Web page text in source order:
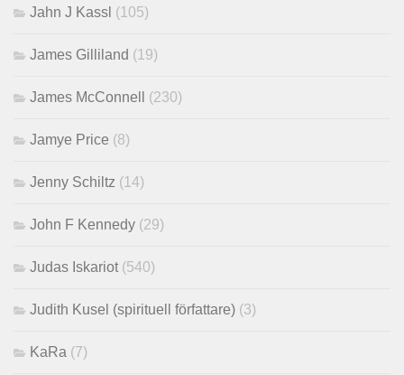
Jahn J Kassl (105)
James Gilliland (19)
James McConnell (230)
Jamye Price (8)
Jenny Schiltz (14)
John F Kennedy (29)
Judas Iskariot (540)
Judith Kusel (spirituell författare) (3)
KaRa (7)